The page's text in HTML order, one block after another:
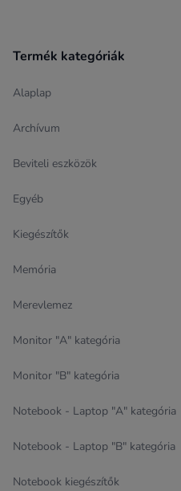
Termék kategóriák
Alaplap
Archívum
Beviteli eszközök
Egyéb
Kiegészítők
Memória
Merevlemez
Monitor "A" kategória
Monitor "B" kategória
Notebook - Laptop "A" kategória
Notebook - Laptop "B" kategória
Notebook kiegészítők